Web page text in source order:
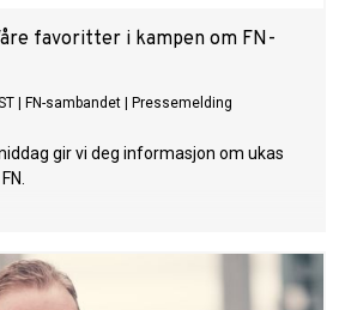
favoritter i kampen om FN-
FN-sambandet Pressemelding
gir vi deg informasjon om ukas